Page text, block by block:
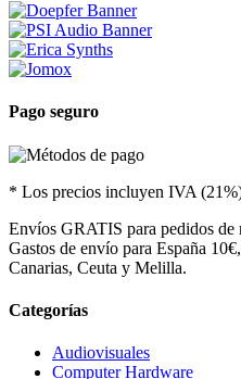
Pago seguro
* Los precios incluyen IVA
Envíos GRATIS para pedidos de
Gastos de envío para España
Canarias, Ceuta y Melilla.
Categorías
Audiovisuales
Computer Hardware